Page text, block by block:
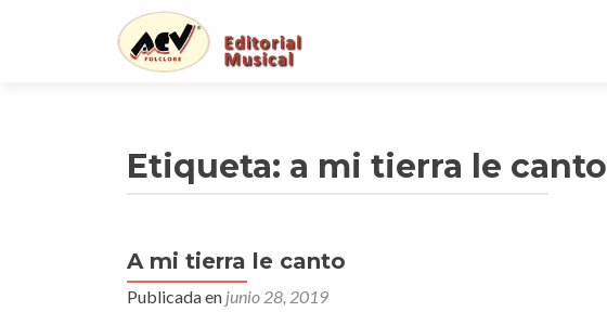
Etiqueta: a mi tierra le canto
A mi tierra le canto
Publicada en junio 28, 2019